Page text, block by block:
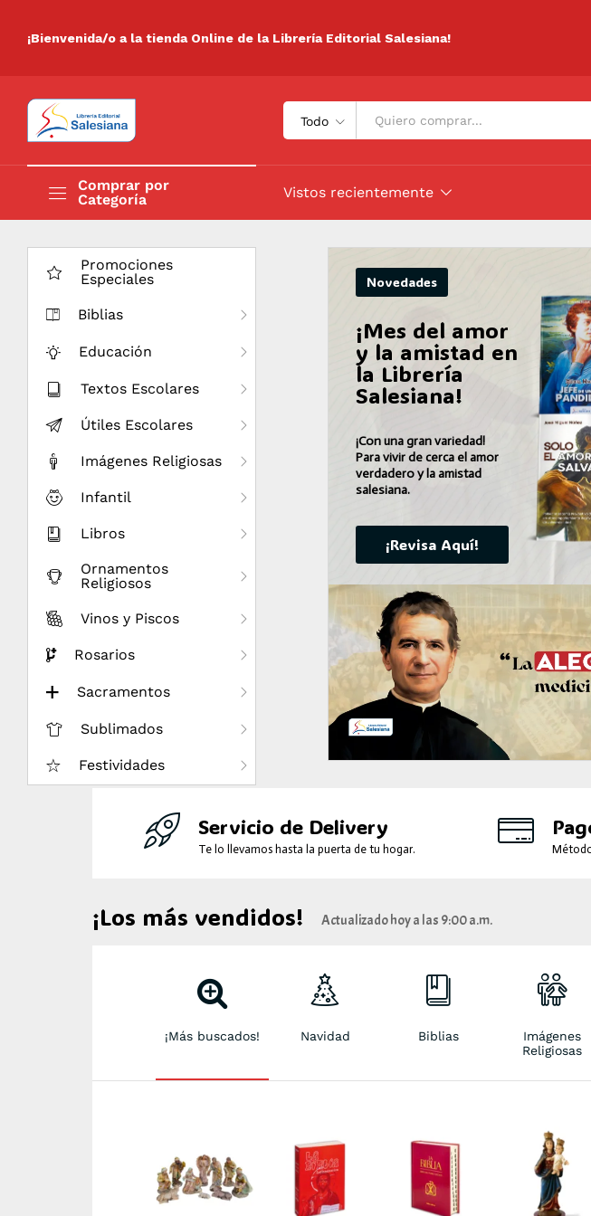
¡Bienvenida/o a la tienda Online de la Librería Editorial Salesiana!
Todo
Comprar por
Categoría
Promociones
Especiales
Biblias
Educación
Textos Escolares
Útiles Escolares
Imágenes Religiosas
Infantil
Libros
Ornamentos
Religiosos
Vinos y Piscos
Rosarios
Sacramentos
Sublimados
Festividades
Vistos recientemente
Novedades
¡Mes del amor
y la amistad en
la Librería
Salesiana!
¡Con una gran variedad!
Para vivir de cerca el amor
verdadero y la amistad
salesiana.
¡Revisa Aquí!
Servicio de Delivery
Te lo llevamos hasta la puerta de tu hogar.
¡Los más vendidos! Actualizado hoy a las 9:00 a.m.
¡Más buscados! Navidad Biblias
Imágenes
Religiosas